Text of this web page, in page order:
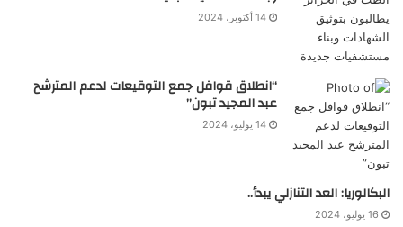
14 أكتوبر، 2024
“انطلاق قوافل جمع التوقيعات لدعم المترشح
عبد المجيد تبون”
14 يوليو، 2024
البكالوريا: العد التنازلي يبدأ..
16 يوليو، 2024